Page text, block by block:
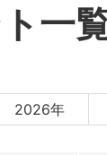
一
2026年
領域
経営計画
ャーポリシー
エスグルー